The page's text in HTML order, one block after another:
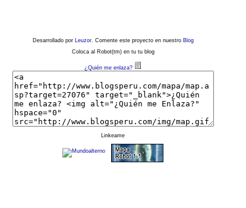
Desarrollado por Leuzor. Comente este proyecto en nuestro Blog
Coloca al Robot(tm) en tu tu blog
¿Quién me enlaza?
Linkeame